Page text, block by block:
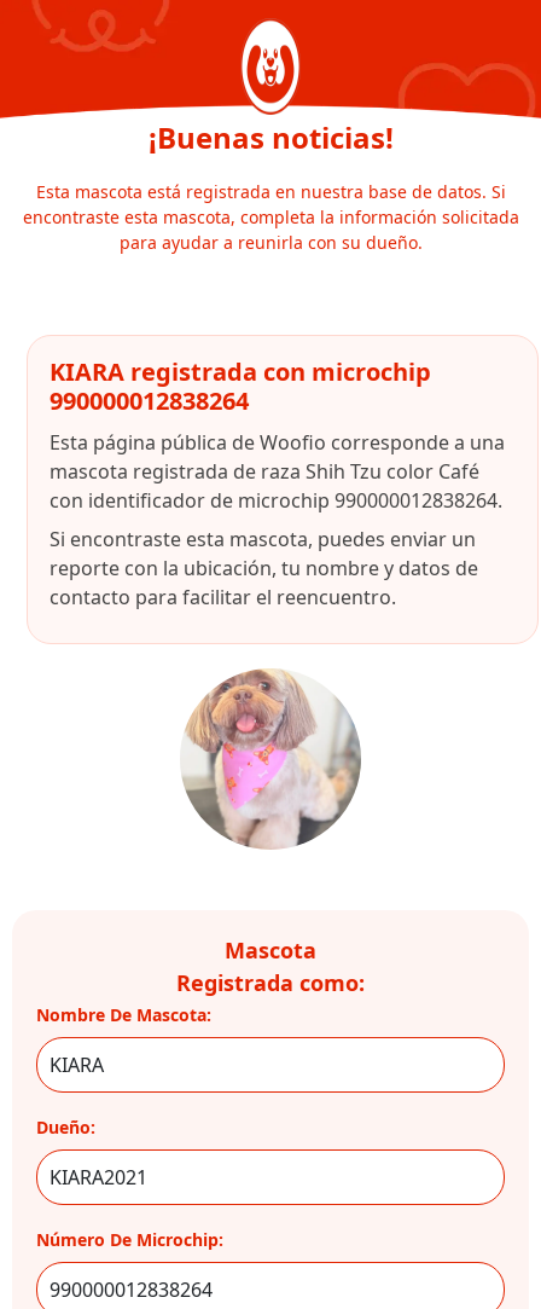
¡Buenas noticias!
Esta mascota está registrada en nuestra base de datos. Si
encontraste esta mascota, completa la información solicitada
para ayudar a reunirla con su dueño.
KIARA registrada con microchip
990000012838264
Esta página pública de Woofio corresponde a una
mascota registrada de raza Shih Tzu color Café
con identificador de microchip 990000012838264.
Si encontraste esta mascota, puedes enviar un
reporte con la ubicación, tu nombre y datos de
contacto para facilitar el reencuentro.
Mascota
Registrada como:
Nombre De Mascota:
Dueño:
Número De Microchip: